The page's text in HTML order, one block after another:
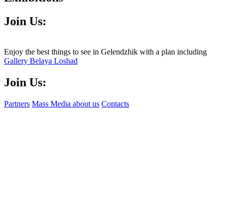
Join Us:
Enjoy the best things to see in Gelendzhik with a plan including
Gallery Belaya Loshad
Join Us:
Partners Mass Media about us Contacts